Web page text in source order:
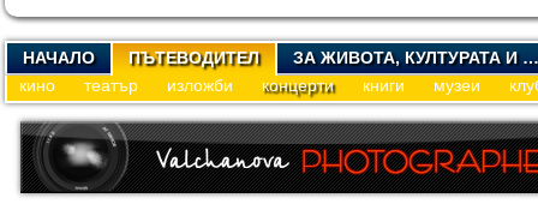
НАЧАЛО ПЪТЕВОДИТЕЛ
ЗА ЖИВОТА, КУЛТУРАТА И …
кино
театър изложби концерти книги музеи